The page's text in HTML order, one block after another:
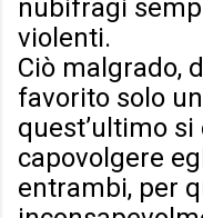
nubifragi
violenti.
Ciò malgrado,
favorito solo
quest’ultimo
capovolgere
entrambi, per